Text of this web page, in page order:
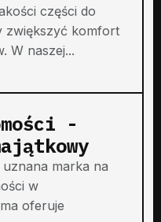
części do
zwiększyć komfort
W naszej...
-
marka na
w
oferuje